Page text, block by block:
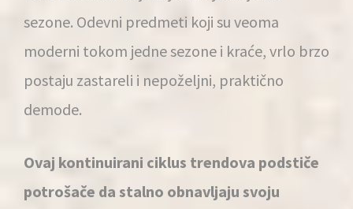
sezone. Odevni predmeti koji su veoma
moderni tokom jedne sezone i kraće, vrlo brzo
postaju zastareli i nepoželjni, praktično
demode.
Ovaj kontinuirani ciklus trendova podstiče
potrošače da stalno obnavljaju svoju